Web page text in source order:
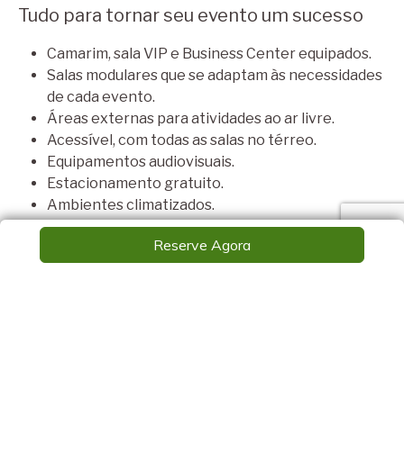
Tudo para tornar seu evento um sucesso
Camarim, sala VIP e Business Center equipados.
Salas modulares que se adaptam às necessidades
de cada evento.
Áreas externas para atividades ao ar livre.
Acessível, com todas as salas no térreo.
Equipamentos audiovisuais.
Estacionamento gratuito.
Ambientes climatizados.
Espaços projetados para networking e
compartilhamento de ideias.
Reserve Agora